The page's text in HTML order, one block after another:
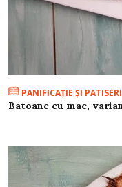
PANIFICAŢIE ŞI
Batoane cu mac,